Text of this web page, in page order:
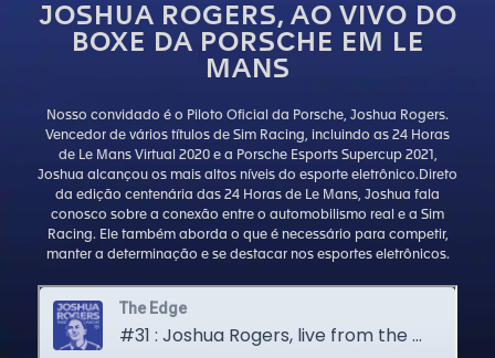
JOSHUA ROGERS, AO VIVO DO
BOXE DA PORSCHE EM LE
MANS
Nosso convidado é o Piloto Oficial da Porsche, Joshua Rogers.
Vencedor de vários títulos de Sim Racing, incluindo as 24 Horas
de Le Mans Virtual 2020 e a Porsche Esports Supercup 2021,
Joshua alcançou os mais altos níveis do esporte eletrônico.Direto
da edição centenária das 24 Horas de Le Mans, Joshua fala
conosco sobre a conexão entre o automobilismo real e a Sim
Racing. Ele também aborda o que é necessário para competir,
manter a determinação e se destacar nos esportes eletrônicos.